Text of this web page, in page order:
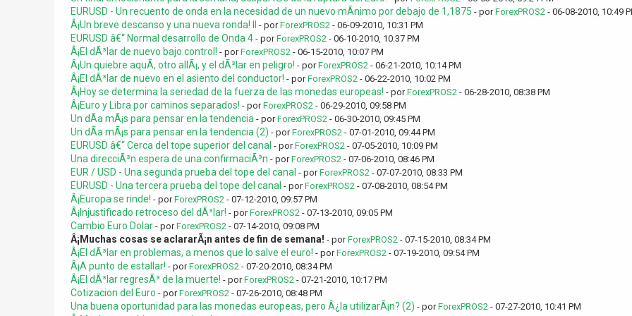
EURUSD - Un recuento de onda en la necesidad de un nuevo mÃ­nimo por debajo de 1,1875 - porForexPROS2- 06-08-2010, 10:49
Â¡Un breve descanso y una nueva ronda! II - porForexPROS2- 06-09-2010, 10:31 PM
EURUSD â€“ Normal desarrollo de Onda 4 - porForexPROS2- 06-10-2010, 10:37 PM
Â¡El dÃ³lar de nuevo bajo control! - porForexPROS2- 06-15-2010, 10:07 PM
Â¡Un quiebre aquÃ­, otro allÃ¡, y el dÃ³lar en peligro! - porForexPROS2- 06-21-2010, 10:14 PM
Â¡El dÃ³lar de nuevo en el asiento del conductor! - porForexPROS2- 06-22-2010, 10:02 PM
Â¡Hoy se determina la seriedad de la fuerza de las monedas europeas! - porForexPROS2- 06-28-2010, 08:38 PM
Â¡Euro y Libra por caminos separados! - porForexPROS2- 06-29-2010, 09:58 PM
Un dÃ­a mÃ¡s para pensar en la tendencia - porForexPROS2- 06-30-2010, 09:45 PM
Un dÃ­a mÃ¡s para pensar en la tendencia (2) - porForexPROS2- 07-01-2010, 09:44 PM
EURUSD â€“ Cerca del tope superior del canal - porForexPROS2- 07-05-2010, 10:09 PM
Una direcciÃ³n espera de una confirmaciÃ³n - porForexPROS2- 07-06-2010, 08:46 PM
EUR / USD - Una segunda prueba del tope del canal - porForexPROS2- 07-07-2010, 08:33 PM
EURUSD - Una tercera prueba del tope del canal - porForexPROS2- 07-08-2010, 08:54 PM
Â¡Europa se rinde! - porForexPROS2- 07-12-2010, 09:57 PM
Â¡Injustificado retroceso del dÃ³lar! - porForexPROS2- 07-13-2010, 09:05 PM
Cambio Euro Dolar - porForexPROS2- 07-14-2010, 09:08 PM
Â¡Muchas cosas se aclararÃ¡n antes de fin de semana! - porForexPROS2- 07-15-2010, 08:34 PM
Â¡El dÃ³lar en problemas, a menos que lo salve el euro! - porForexPROS2- 07-19-2010, 09:54 PM
Â¡A punto de estallar! - porForexPROS2- 07-20-2010, 08:34 PM
Â¡El dÃ³lar regresÃ³ de la muerte! - porForexPROS2- 07-21-2010, 10:17 PM
Cotizacion del Euro - porForexPROS2- 07-26-2010, 08:48 PM
Una buena oportunidad para las monedas europeas, pero Â¿la utilizarÃ¡n? (2) - porForexPROS2- 07-27-2010, 10:41 PM